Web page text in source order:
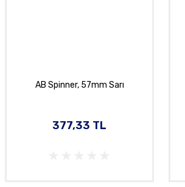
AB Spinner, 57mm Sarı
377,33 TL